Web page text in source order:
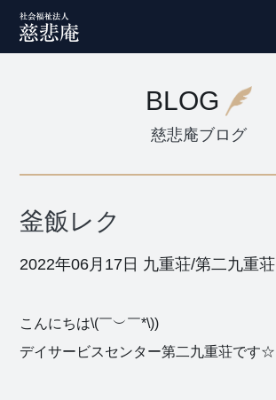
BLOG
慈悲庵ブログ
釜飯レク
2022年06月17日 九重荘/第二九重荘
こんにちは\(￣︶￣*\))
デイサービスセンター第二九重荘です☆